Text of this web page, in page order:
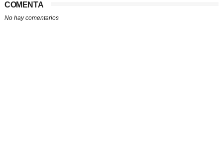
COMENTA
No hay comentarios